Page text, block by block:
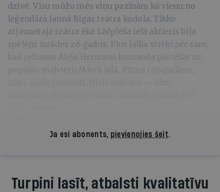
dzīvē. Visu mūžu mēs viņu pazinām kā vienu no
leģendārā Jaunā Rīgas teātra kodola. Tikko
atjaunotajā teātra ēkā Lāčplēša ielā aktieris bija
spēlējis izrādes 26 gadus. Plus laika strēķi pēc tam,
kad režisora Alvja Hermaņa komanda pārcēlās uz
Ja esi abonents, pievienojies šeit.
Turpini lasīt, atbalsti kvalitatīvu